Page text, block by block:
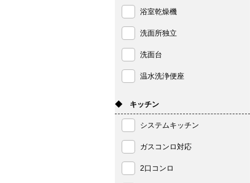
浴室乾燥機
洗面所独立
洗面台
温水洗浄便座
◆ キッチン
システムキッチン
ガスコンロ対応
2口コンロ